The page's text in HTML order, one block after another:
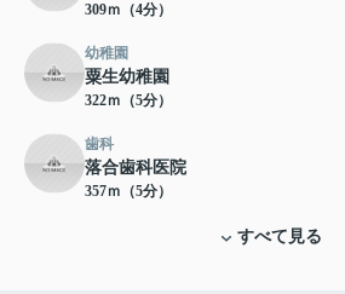
309ｍ（4分）
幼稚園
粟生幼稚園
322ｍ（5分）
歯科
落合歯科医院
357ｍ（5分）
すべて見る